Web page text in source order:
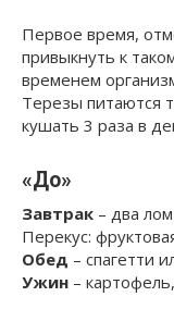
Первое время,
привыкнуть к
временем
Терезы питаются
кушать 3 раза в
«До»
Завтрак – два
Перекус:
Обед – спагетти
Ужин –